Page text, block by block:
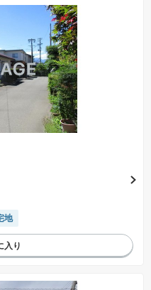
ン例は、土地購入者の設計プランの参考
てある時、そのプラン例は特定の建築請
場合、同様のものが同価格で建てられる
ではありません。
建築請負契約が、一定期間内に成立する
建築請負契約成立に向けて設計プランを
計協議をするために必要な相当の期間の
ンが実現できたかどうかにより結論を出
ます。納得のいくプランが出来ず、建築請
、土地契約にかかった代金（土地代金、
れます。
の「総額表示」で統一しています。
税を除いた建物価格」と「土地価格」の
渡し時にかかる費用を表示しています。
十分な確認をしていただくようにお願い
地